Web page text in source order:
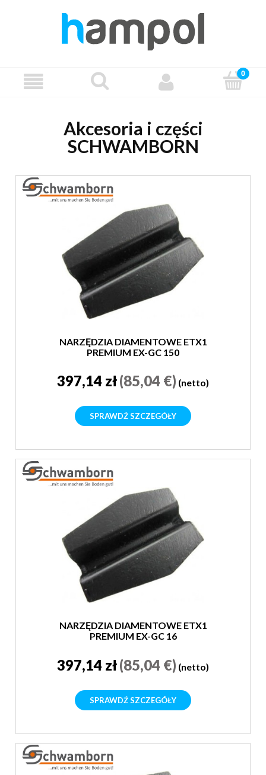
Akcesoria i części
SCHWAMBORN
NARZĘDZIA DIAMENTOWE ETX1
PREMIUM EX-GC 150
397,14 zł(85,04 €) (netto)
SPRAWDŹ SZCZEGÓŁY
NARZĘDZIA DIAMENTOWE ETX1
PREMIUM EX-GC 16
397,14 zł(85,04 €) (netto)
SPRAWDŹ SZCZEGÓŁY